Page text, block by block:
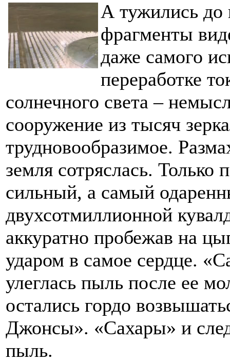
А тужились до
фрагменты
даже самого
переработке
солнечного света –
сооружение из тысяч
трудновообразимое.
земля сотряслась.
сильный, а самый
двухсотмиллионной
аккуратно пробежав на
ударом в самое сердце.
улеглась пыль после ее
остались гордо
Джонсы». «Сахары» и
пыль.